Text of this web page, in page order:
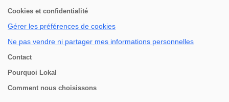
Cookies et confidentialité
Gérer les préférences de cookies
Ne pas vendre ni partager mes informations personnelles
Contact
Pourquoi Lokal
Comment nous choisissons